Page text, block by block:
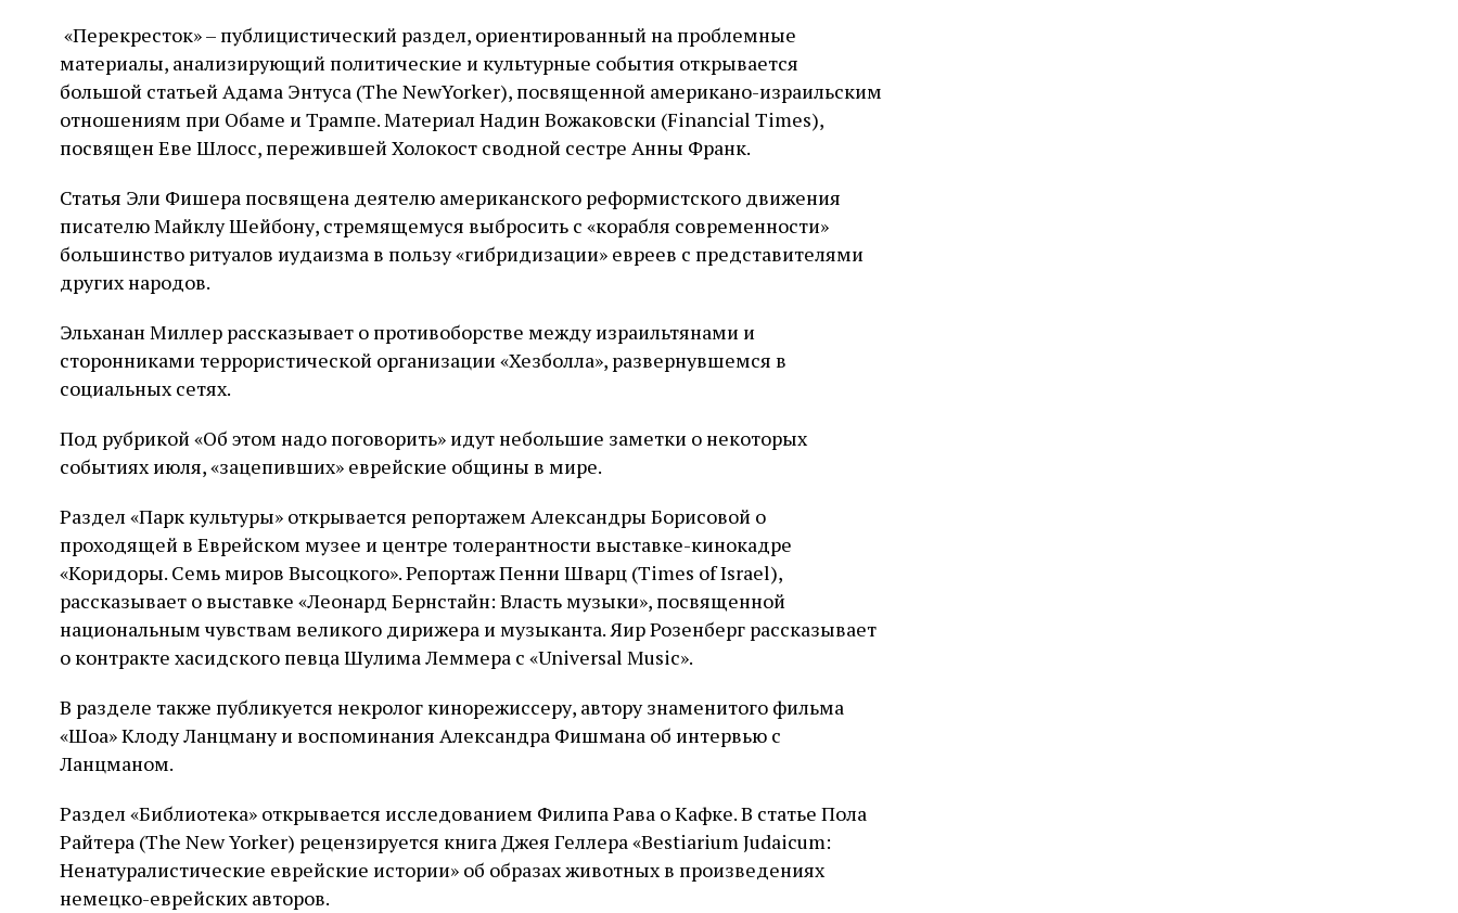
«Перекресток» – публицистический раздел, ориентированный на проблемные
материалы, анализирующий политические и культурные события открывается
большой статьей Адама Энтуса (The NewYorker), посвященной американо-израильским
отношениям при Обаме и Трампе. Материал Надин Вожаковски (Financial Times),
посвящен Еве Шлосс, пережившей Холокост сводной сестре Анны Франк.
Статья Эли Фишера посвящена деятелю американского реформистского движения
писателю Майклу Шейбону, стремящемуся выбросить с «корабля современности»
большинство ритуалов иудаизма в пользу «гибридизации» евреев с представителями
других народов.
Эльханан Миллер рассказывает о противоборстве между израильтянами и
сторонниками террористической организации «Хезболла», развернувшемся в
социальных сетях.
Под рубрикой «Об этом надо поговорить» идут небольшие заметки о некоторых
событиях июля, «зацепивших» еврейские общины в мире.
Раздел «Парк культуры» открывается репортажем Александры Борисовой о
проходящей в Еврейском музее и центре толерантности выставке-кинокадре
«Коридоры. Семь миров Высоцкого». Репортаж Пенни Шварц (Times of Israel),
рассказывает о выставке «Леонард Бернстайн: Власть музыки», посвященной
национальным чувствам великого дирижера и музыканта. Яир Розенберг рассказывает
о контракте хасидского певца Шулима Леммера с «Universal Music».
В разделе также публикуется некролог кинорежиссеру, автору знаменитого фильма
«Шоа» Клоду Ланцману и воспоминания Александра Фишмана об интервью с
Ланцманом.
Раздел «Библиотека» открывается исследованием Филипа Рава о Кафке. В статье Пола
Райтера (The New Yorker) рецензируется книга Джея Геллера «Bestiarium Judaicum:
Ненатуралистические еврейские истории» об образах животных в произведениях
немецко-еврейских авторов.